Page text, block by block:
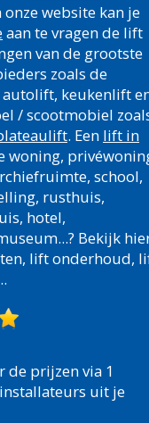
onze website kan je
aan te vragen de lift
van de grootste
zoals de
keukenlift
/ scootmobiel
. Een lift in
woning,
school,
rusthuis,
hotel,
Bekijk
lift onderhoud,
de prijzen via 1
uit je